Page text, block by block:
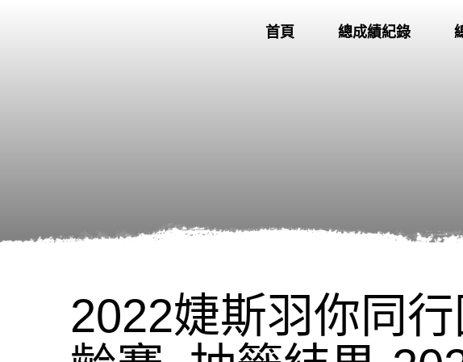
首頁 總成績紀錄
2022婕斯羽你同